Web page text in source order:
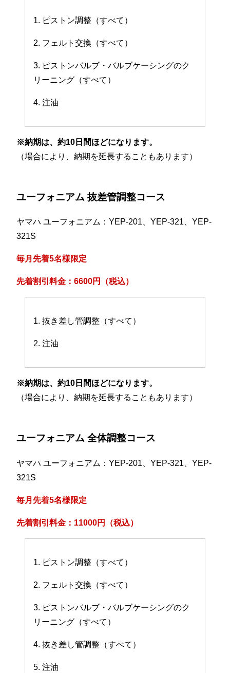
1. ピストン調整（すべて）
2. フェルト交換（すべて）
3. ピストンバルブ・バルブケーシングのク
リーニング（すべて）
4. 注油
※納期は、約10日間ほどになります。
（場合により、納期を延長することもあります）
ユーフォニアム 抜差管調整コース
ヤマハ ユーフォニアム：YEP-201、YEP-321、YEP-
321S
毎月先着5名様限定
先着割引料金：6600円（税込）
1. 抜き差し管調整（すべて）
2. 注油
※納期は、約10日間ほどになります。
（場合により、納期を延長することもあります）
ユーフォニアム 全体調整コース
ヤマハ ユーフォニアム：YEP-201、YEP-321、YEP-
321S
毎月先着5名様限定
先着割引料金：11000円（税込）
1. ピストン調整（すべて）
2. フェルト交換（すべて）
3. ピストンバルブ・バルブケーシングのク
リーニング（すべて）
4. 抜き差し管調整（すべて）
5. 注油